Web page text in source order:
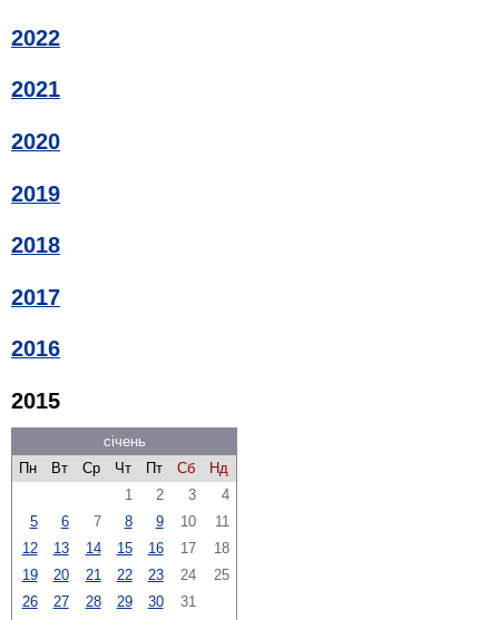
2022
2021
2020
2019
2018
2017
2016
2015
січень
Пн
Вт Ср Чт Пт Сб
Нд
1
2 3
4
5
6 7 8 9 10
11
12
13 14 15 16 17
18
19
20 21 22 23 24
25
26
27 28 29 30 31